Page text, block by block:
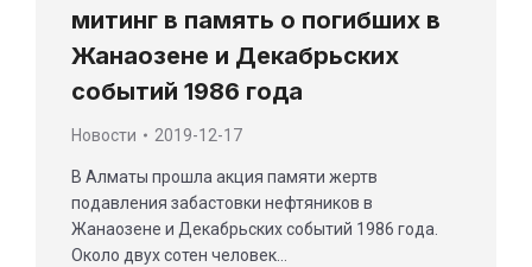
митинг в память о погибших в
Жанаозене и Декабрьских
событий 1986 года
Новости 2019-12-17
В Алматы прошла акция памяти жертв
подавления забастовки нефтяников в
Жанаозене и Декабрьских событий 1986 года.
Около двух сотен человек…